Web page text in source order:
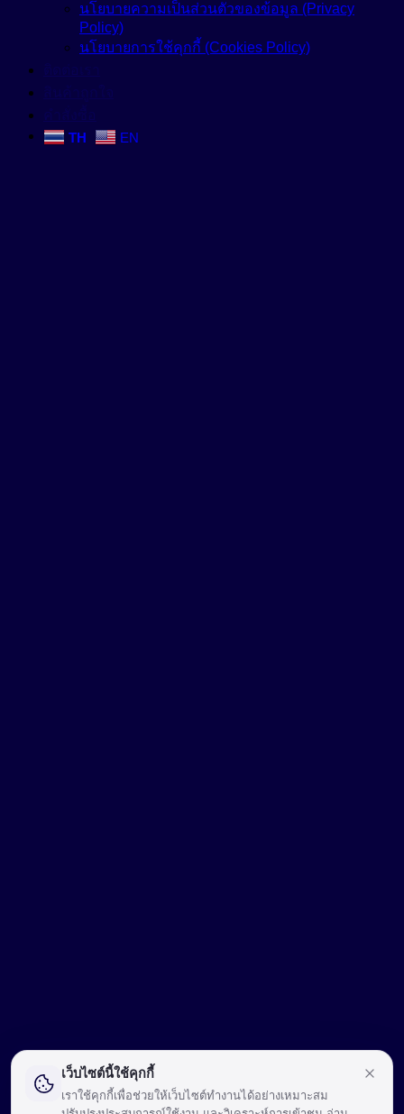
นโยบายความเป็นส่วนตัวของข้อมูล (Privacy
Policy)
นโยบายการใช้คุกกี้ (Cookies Policy)
TH
EN
เว็บไซต์นี้ใช้คุกกี้
เราใช้คุกกี้เพื่อช่วยให้เว็บไซต์ทำงานได้อย่างเหมาะสม